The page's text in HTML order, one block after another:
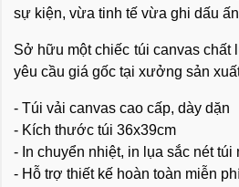
sự kiện, vừa tinh tế vừa ghi dấu
Sở hữu một chiếc túi canvas chất
yêu cầu giá gốc tại xưởng sản
- Túi vải canvas cao cấp, dày dặn
- Kích thước túi 36x39cm
- In chuyển nhiệt, in lụa sắc nét túi
- Hỗ trợ thiết kế hoàn toàn miễn